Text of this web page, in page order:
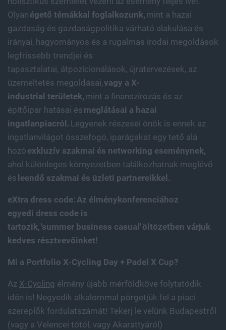
Olyan égető témákkal foglalkozunk, mint a hazai
gazdaság és gazdaságpolitika várható alakulása és
irányai, hagyományos és a rugalmas irodai megoldások
legfrissebb trendjei és
tapasztalatai, átpozícionálások, újratervezések, az
üzemeltetés megoldásai,vagy a X-
industrial területek, mint a finanszírozás és az
építőipar hatásai és meglátásai a hazai
ingatlanpiacról. Legyenek részesei önök is ennek az
ingatlanvilágot összefogó, iparágakat egy tető alá
hozó exkluzív szakmai és networking eseménynek,
ahol különleges környezetben találkozhatnak meglévő
és leendő szakmai és üzleti partnereikkel.
eXtra dress code: Az élménykonferenciához
egyedi dress code is
tartozik, 'summer business casual' öltözetben várjuk
kedves résztvevőinket!
Mi a Portfolio X-Cycling Day + Padel X Cup?
Az X-Cycling élmény újabb mérföldköve folytatódik
idén is! Negyedik alkalommal pörgetjük fel a piaci
szereplők fordulatszámát! Tekerj le velünk Budapestről
(vagy a Velencei tótól, vagy Akarattyáról)